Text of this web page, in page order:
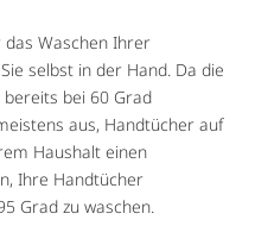
das Waschen Ihrer
selbst in der Hand. Da die
bereits bei 60 Grad
aus, Handtücher auf
Haushalt einen
Ihre Handtücher
Grad zu waschen.